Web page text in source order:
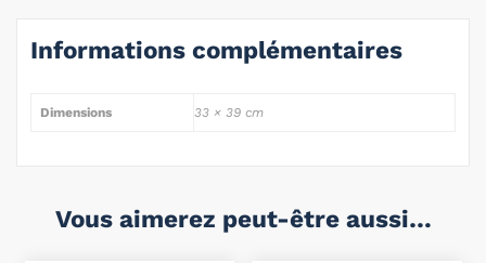
Informations complémentaires
Dimensions 33 × 39 cm
Vous aimerez peut-être aussi…